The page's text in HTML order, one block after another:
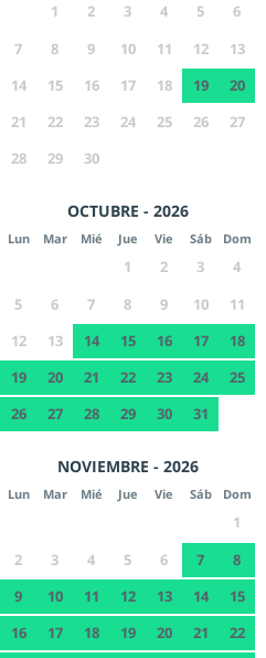
1 2 3 4 5
6
7
8 9 10 11 12
13
14
15 16 17 18 19
20
21
22 23 24 25 26
27
28
29 30
OCTUBRE - 2026
Lun Mar Mié Jue Vie Sáb Dom
1 2 3
4
5
6 7 8 9 10
11
12
13 14 15 16 17
18
19
20 21 22 23 24
25
26
27 28 29 30 31
NOVIEMBRE - 2026
Lun Mar Mié Jue Vie Sáb Dom
1
2
3 4 5 6 7
8
9
10 11 12 13 14
15
16
17 18 19 20 21
22